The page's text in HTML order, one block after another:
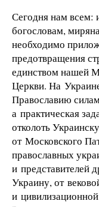
Сегодня нам всем:
богословам,
необходимо
предотвращения
единством нашей
Церкви. На
Православию
а практическая
отколоть
от Московского
православных
и представителей
Украину, от
и